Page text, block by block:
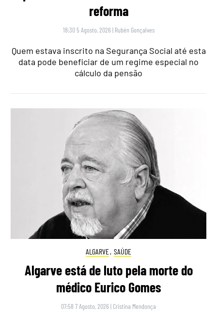
reforma
18:30 5 Agosto, 2026 | Rubén Gonçalves
Quem estava inscrito na Segurança Social até esta
data pode beneficiar de um regime especial no
cálculo da pensão
ALGARVE, SAÚDE
Algarve está de luto pela morte do
médico Eurico Gomes
07:58 7 Agosto, 2026 | Cristina Mendonça